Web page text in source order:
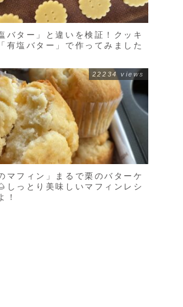
バター」と違いを検証！クッキ
有塩バター」で作ってみました
マフィン」まるで栗のバターケ
しっとり美味しいマフィンレシ
！
22234 views